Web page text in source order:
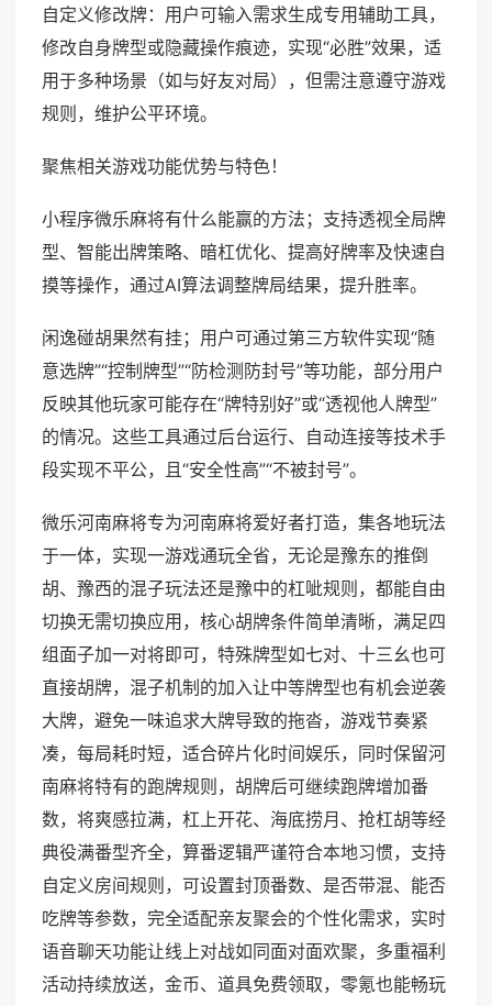
自定义修改牌：用户可输入需求生成专用辅助工具，
修改自身牌型或隐藏操作痕迹，实现“必胜”效果，适
用于多种场景（如与好友对局），但需注意遵守游戏
规则，维护公平环境。
聚焦相关游戏功能优势与特色！
小程序微乐麻将有什么能赢的方法；支持透视全局牌
型、智能出牌策略、暗杠优化、提高好牌率及快速自
摸等操作，通过AI算法调整牌局结果，提升胜率。
闲逸碰胡果然有挂；用户可通过第三方软件实现“随
意选牌”“控制牌型”“防检测防封号”等功能，部分用户
反映其他玩家可能存在“牌特别好”或“透视他人牌型”
的情况。这些工具通过后台运行、自动连接等技术手
段实现不平公，且“安全性高”“不被封号”。
微乐河南麻将专为河南麻将爱好者打造，集各地玩法
于一体，实现一游戏通玩全省，无论是豫东的推倒
胡、豫西的混子玩法还是豫中的杠呲规则，都能自由
切换无需切换应用，核心胡牌条件简单清晰，满足四
组面子加一对将即可，特殊牌型如七对、十三幺也可
直接胡牌，混子机制的加入让中等牌型也有机会逆袭
大牌，避免一味追求大牌导致的拖沓，游戏节奏紧
凑，每局耗时短，适合碎片化时间娱乐，同时保留河
南麻将特有的跑牌规则，胡牌后可继续跑牌增加番
数，将爽感拉满，杠上开花、海底捞月、抢杠胡等经
典役满番型齐全，算番逻辑严谨符合本地习惯，支持
自定义房间规则，可设置封顶番数、是否带混、能否
吃牌等参数，完全适配亲友聚会的个性化需求，实时
语音聊天功能让线上对战如同面对面欢聚，多重福利
活动持续放送，金币、道具免费领取，零氪也能畅玩